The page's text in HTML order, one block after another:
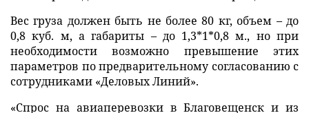
Вес груза должен быть не более 80 кг, объем – до
0,8 куб. м, а габариты – до 1,3*1*0,8 м., но при
необходимости возможно превышение этих
параметров по предварительному согласованию с
сотрудниками «Деловых Линий».
«Спрос на авиаперевозки в Благовещенск и из